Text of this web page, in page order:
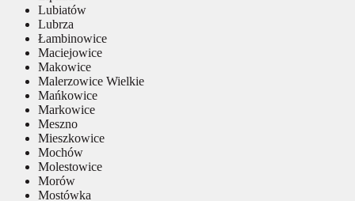
Lubiatów
Lubrza
Łambinowice
Maciejowice
Makowice
Malerzowice Wielkie
Mańkowice
Markowice
Meszno
Mieszkowice
Mochów
Molestowice
Morów
Mostówka